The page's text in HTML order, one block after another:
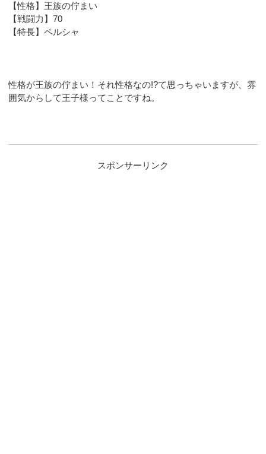
【性格】王族の佇まい
【戦闘力】70
【特長】ペルシャ
性格が王族の佇まい！それ性格なの!?て思っちゃいますが、雰
囲気からして王子様ってことですね。
スポンサーリンク